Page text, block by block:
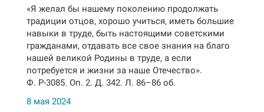
«Я желал бы нашему поколению продолжать
традиции отцов, хорошо учиться, иметь большие
навыки в труде, быть настоящими советскими
гражданами, отдавать все свое знания на благо
нашей великой Родины в труде, а если
потребуется и жизни за наше Отечество».
Ф. Р-3085. Оп. 2. Д. 342. Л. 86–86 об.
8 мая 2024